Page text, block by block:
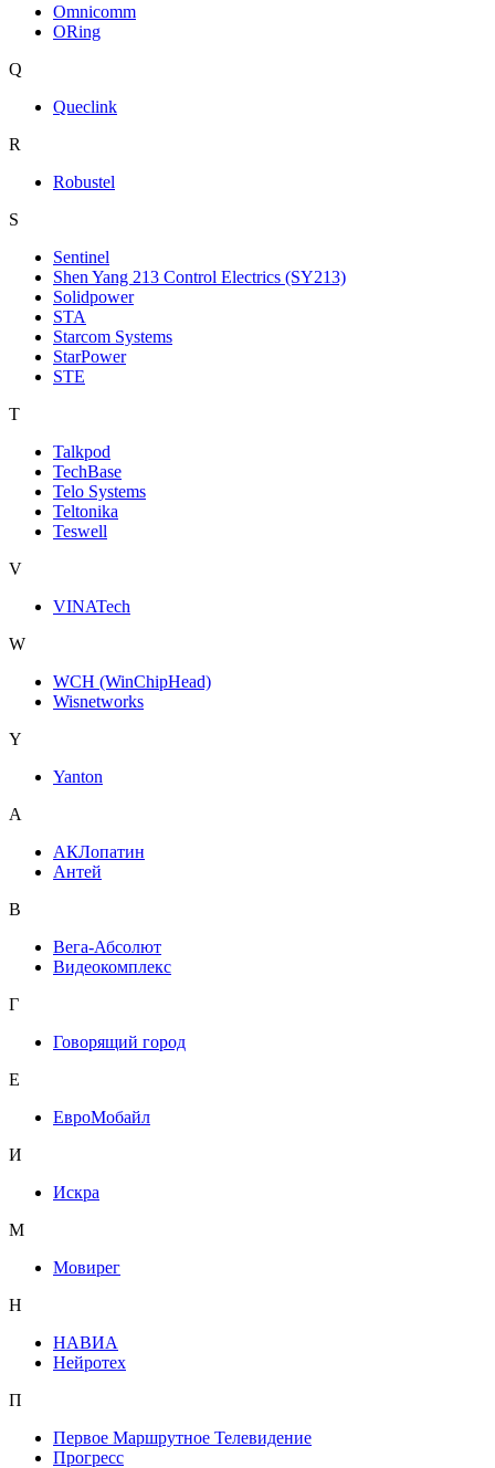
Omnicomm
ORing
Q
Queclink
R
Robustel
S
Sentinel
Shen Yang 213 Control Electrics (SY213)
Solidpower
STA
Starcom Systems
StarPower
STE
T
Talkpod
TechBase
Telo Systems
Teltonika
Teswell
V
VINATech
W
WCH (WinChipHead)
Wisnetworks
Y
Yanton
А
АКЛопатин
Антей
В
Вега-Абсолют
Видеокомплекс
Г
Говорящий город
Е
ЕвроМобайл
И
Искра
М
Мовирег
Н
НАВИА
Нейротех
П
Первое Маршрутное Телевидение
Прогресс